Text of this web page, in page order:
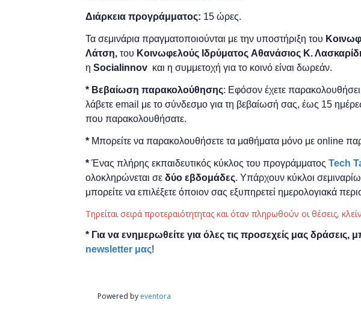
Διάρκεια προγράμματος: 15 ώρες.
Τα σεμινάρια πραγματοποιούνται με την υποστήριξη του
Λάτση, του Κοινωφελούς Ιδρύματος Aθανάσιος Κ.
η Socialinnov και η συμμετοχή για το κοινό είναι δωρεάν.
* Bεβαίωση παρακολούθησης: Εφόσον έχετε
λάβετε email με το σύνδεσμο για τη βεβαίωσή σας, έως 15
που παρακολουθήσατε.
* Μπορείτε να παρακολουθήσετε τα μαθήματα μόνο με online
* Ένας πλήρης εκπαιδευτικός κύκλος του προγράμματος Tech
ολοκληρώνεται σε δύο εβδομάδες. Υπάρχουν κύκλοι
μπορείτε να επιλέξετε όποιον σας εξυπηρετεί ημερολογιακά
Τηρείται σειρά προτεραιότητητας και όταν πληρωθούν οι θέσεις,
* Για να ενημερωθείτε για όλες τις προσεχείς μας δράσεις,
newsletter μας!
Powered by eventora